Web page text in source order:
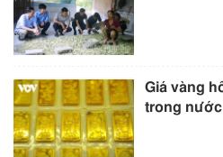
Giá vàng
trong